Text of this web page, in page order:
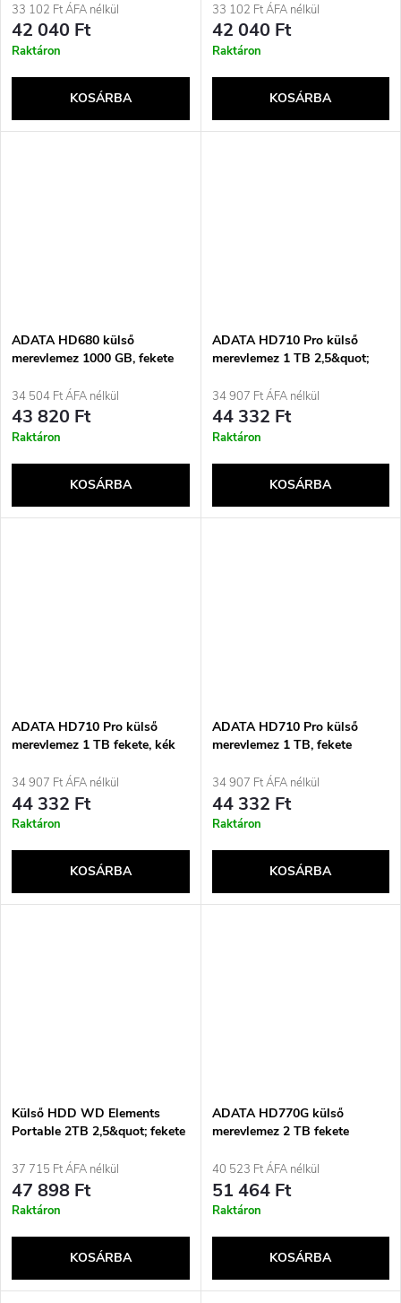
33 102 Ft ÁFA nélkül
42 040 Ft
Raktáron
KOSÁRBA
33 102 Ft ÁFA nélkül
42 040 Ft
Raktáron
KOSÁRBA
ADATA HD680 külső
merevlemez 1000 GB, fekete
34 504 Ft ÁFA nélkül
43 820 Ft
Raktáron
KOSÁRBA
ADATA HD710 Pro külső
merevlemez 1 TB 2,5&quot;
Gen 1) Fekete, Sárga
34 907 Ft ÁFA nélkül
44 332 Ft
Raktáron
KOSÁRBA
ADATA HD710 Pro külső
merevlemez 1 TB fekete, kék
34 907 Ft ÁFA nélkül
44 332 Ft
Raktáron
KOSÁRBA
ADATA HD710 Pro külső
merevlemez 1 TB, fekete
34 907 Ft ÁFA nélkül
44 332 Ft
Raktáron
KOSÁRBA
Külső HDD WD Elements
Portable 2TB 2,5&quot; fekete
37 715 Ft ÁFA nélkül
47 898 Ft
Raktáron
KOSÁRBA
ADATA HD770G külső
merevlemez 2 TB fekete
40 523 Ft ÁFA nélkül
51 464 Ft
Raktáron
KOSÁRBA